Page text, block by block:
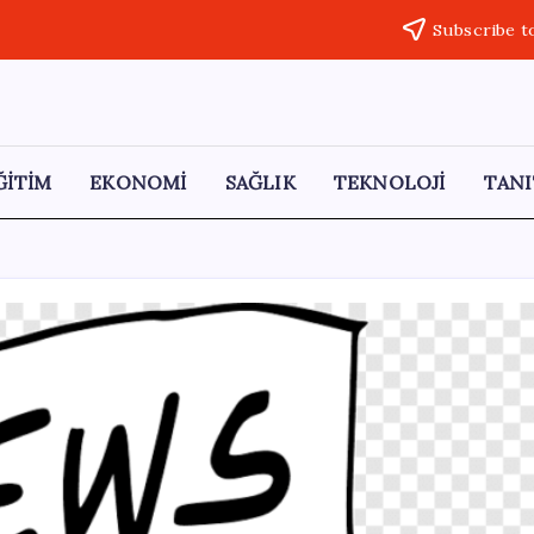
Subscribe
EKONOMİ SAĞLIK TEKNOLOJİ